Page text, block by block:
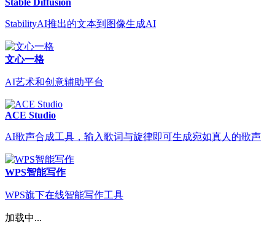
StabilityAI推出的文本到图像生成AI
文心一格
AI艺术和创意辅助平台
ACE Studio
AI歌声合成工具，输入歌词与旋律即可生成宛如真人的歌声
WPS智能写作
WPS旗下在线智能写作工具
加载中...